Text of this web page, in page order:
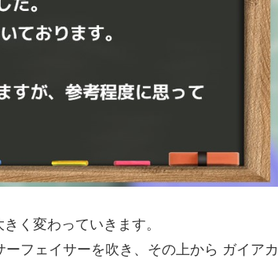
く変わっていきます。
フェイサーを吹き、その上から ガイアカ